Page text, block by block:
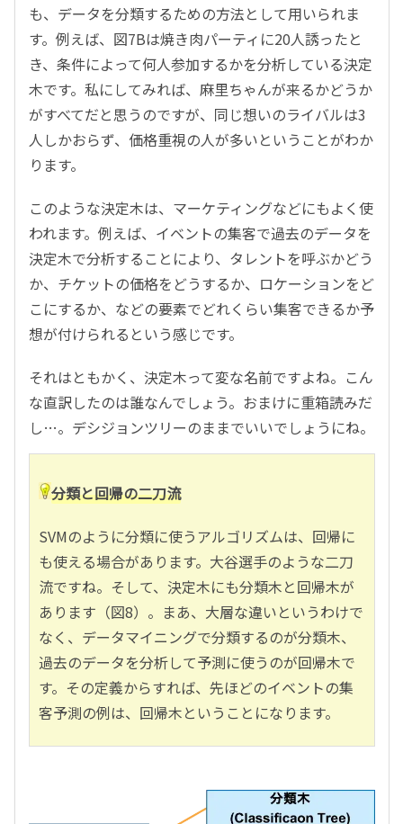
も、データを分類するための方法として用いられま
す。例えば、図7Bは焼き肉パーティに20人誘ったと
き、条件によって何人参加するかを分析している決定
木です。私にしてみれば、麻里ちゃんが来るかどうか
がすべてだと思うのですが、同じ想いのライバルは3
人しかおらず、価格重視の人が多いということがわか
ります。
このような決定木は、マーケティングなどにもよく使
われます。例えば、イベントの集客で過去のデータを
決定木で分析することにより、タレントを呼ぶかどう
か、チケットの価格をどうするか、ロケーションをど
こにするか、などの要素でどれくらい集客できるか予
想が付けられるという感じです。
それはともかく、決定木って変な名前ですよね。こん
な直訳したのは誰なんでしょう。おまけに重箱読みだ
し…。デシジョンツリーのままでいいでしょうにね。
分類と回帰の二刀流
SVMのように分類に使うアルゴリズムは、回帰に
も使える場合があります。大谷選手のような二刀
流ですね。そして、決定木にも分類木と回帰木が
あります（図8）。まあ、大層な違いというわけで
なく、データマイニングで分類するのが分類木、
過去のデータを分析して予測に使うのが回帰木で
す。その定義からすれば、先ほどのイベントの集
客予測の例は、回帰木ということになります。